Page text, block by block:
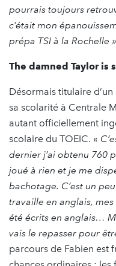
pourrais toujours
c’était mon
prépa TSI à la Rochelle
The damned Taylor is
Désormais titulaire
sa scolarité à Centrale
autant officiellement
scolaire du TOEIC. «
dernier j’ai obtenu 760
joué à rien et je me
bachotage. C’est un
travaille en anglais,
été écrits en anglais…
vais le repasser pour
parcours de Fabien est